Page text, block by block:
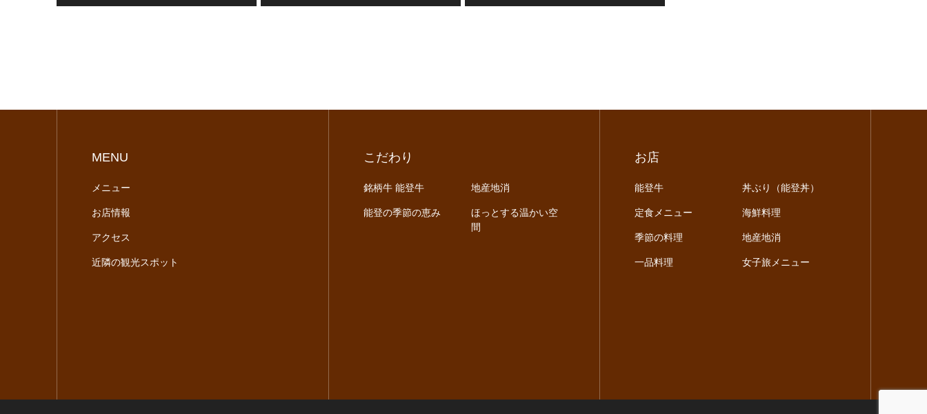
MENU
メニュー
お店情報
アクセス
近隣の観光スポット
こだわり
銘柄牛 能登牛 地産地消
能登の季節の恵み
ほっとする温かい空
間
お店
能登牛 丼ぶり（能登丼）
定食メニュー 海鮮料理
季節の料理 地産地消
一品料理 女子旅メニュー